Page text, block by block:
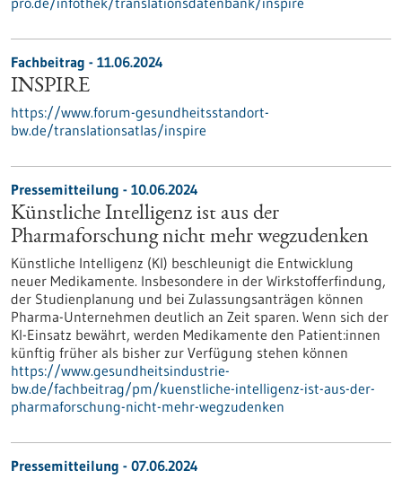
Fachbeitrag - 11.06.2024
INSPIRE
https://www.forum-gesundheitsstandort-
bw.de/translationsatlas/inspire
Pressemitteilung - 10.06.2024
Künstliche Intelligenz ist aus der
Pharmaforschung nicht mehr wegzudenken
Künstliche Intelligenz (KI) beschleunigt die Entwicklung
neuer Medikamente. Insbesondere in der Wirkstofferfindung,
der Studienplanung und bei Zulassungsanträgen können
Pharma-Unternehmen deutlich an Zeit sparen. Wenn sich der
KI-Einsatz bewährt, werden Medikamente den Patient:innen
künftig früher als bisher zur Verfügung stehen können
https://www.gesundheitsindustrie-
bw.de/fachbeitrag/pm/kuenstliche-intelligenz-ist-aus-der-
pharmaforschung-nicht-mehr-wegzudenken
Pressemitteilung - 07.06.2024